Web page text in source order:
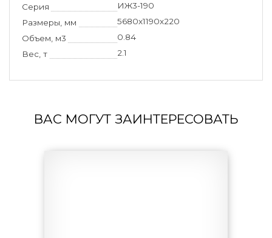
Серия
ИЖ3-190
Размеры, мм
5680х1190х220
Объем, м3
0.84
Вес, т
2.1
ВАС МОГУТ ЗАИНТЕРЕСОВАТЬ